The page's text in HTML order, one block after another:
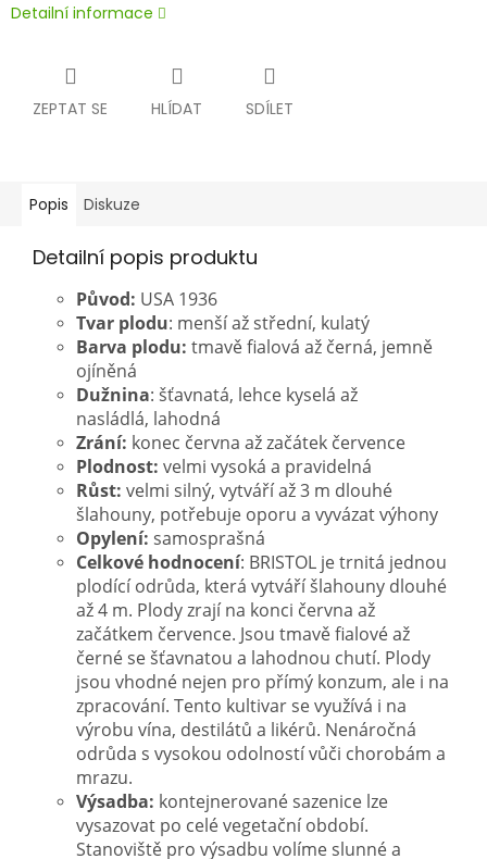
Detailní informace
ZEPTAT SE HLÍDAT SDÍLET
Popis Diskuze
Detailní popis produktu
Původ: USA 1936
Tvar plodu: menší až střední, kulatý
Barva plodu: tmavě fialová až černá, jemně
ojíněná
Dužnina: šťavnatá, lehce kyselá až
nasládlá, lahodná
Zrání: konec června až začátek července
Plodnost: velmi vysoká a pravidelná
Růst: velmi silný, vytváří až 3 m dlouhé
šlahouny, potřebuje oporu a vyvázat výhony
Opylení: samosprašná
Celkové hodnocení: BRISTOL je trnitá jednou
plodící odrůda, která vytváří šlahouny dlouhé
až 4 m. Plody zrají na konci června až
začátkem července. Jsou tmavě fialové až
černé se šťavnatou a lahodnou chutí. Plody
jsou vhodné nejen pro přímý konzum, ale i na
zpracování. Tento kultivar se využívá i na
výrobu vína, destilátů a likérů. Nenáročná
odrůda s vysokou odolností vůči chorobám a
mrazu.
Výsadba: kontejnerované sazenice lze
vysazovat po celé vegetační období.
Stanoviště pro výsadbu volíme slunné a